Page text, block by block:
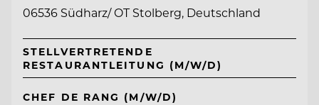
06536 Südharz/ OT Stolberg, Deutschland
STELLVERTRETENDE
RESTAURANTLEITUNG (M/W/D)
CHEF DE RANG (M/W/D)